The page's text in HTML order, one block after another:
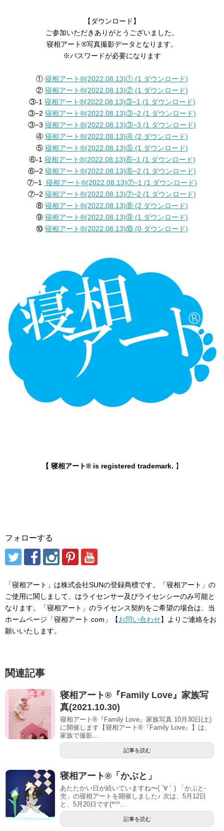
【ダウンロード】
ご参加いただきありがとうございました。
寝相アート®︎写真撮影データとなります。
※パスワードが必要になります
① 寝相アート®︎(2022.08.13)① (1 ダウンロード)
② 寝相アート®︎(2022.08.13)② (1 ダウンロード)
③-1 寝相アート®︎(2022.08.13)③−1 (1 ダウンロード)
③−2 寝相アート®︎(2022.08.13)③−2 (1 ダウンロード)
③−3 寝相アート®︎(2022.08.13)③−3 (1 ダウンロード)
④ 寝相アート®︎(2022.08.13)④ (2 ダウンロード)
⑤ 寝相アート®︎(2022.08.13)⑤ (1 ダウンロード)
⑥-1 寝相アート®︎(2022.08.13)⑥−1 (1 ダウンロード)
⑥−2 寝相アート®︎(2022.08.13)⑥−2 (1 ダウンロード)
⑦−1 寝相アート®︎(2022.08.13)⑦−1 (1 ダウンロード)
⑦−2 寝相アート®︎(2022.08.13)⑦−2 (1 ダウンロード)
⑧ 寝相アート®︎(2022.08.13)⑧ (2 ダウンロード)
⑨ 寝相アート®︎(2022.08.13)⑨ (1 ダウンロード)
⑩ 寝相アート®︎(2022.08.13)⑩ (0 ダウンロード)
【 寝相アート® is registered trademark. 】
フォローする
「寝相アート」は株式会社SUNの登録商標です。「寝相アート」の
ご使用に関しまして、はライセンサー及びライセンシーのみ可能と
なります。「寝相アート」のライセンス契約をご希望の場合は、当
ホームページ「寝相アート.com」【お問い合わせ】よりご連絡をお
願いいたします。
関連記事
寝相アート®『Family Love』家族写
真(2021.10.30)
寝相アート®『Family Love』家族写真 10月30日(土)
に開催します【寝相アート®︎『Family Love』】は、
家族で撮影...
記事を読む
寝相アート®︎「かぶと」
あたたかい日が続いていますね〜( ´∀｀) 「かぶと-
兜」の寝相アートを開催しました♪ 次は、5月12日
と、5月20日です(*^^...
記事を読む